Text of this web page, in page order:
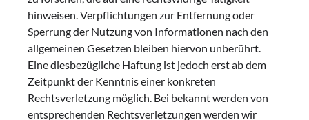
hinweisen. Verpflichtungen zur Entfernung oder
Sperrung der Nutzung von Informationen nach den
allgemeinen Gesetzen bleiben hiervon unberührt.
Eine diesbezügliche Haftung ist jedoch erst ab dem
Zeitpunkt der Kenntnis einer konkreten
Rechtsverletzung möglich. Bei bekannt werden von
entsprechenden Rechtsverletzungen werden wir